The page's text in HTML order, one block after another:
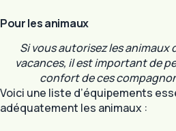
Pour les animaux
Si vous autorisez les
vacances, il est important de
confort de ces
Voici une liste d’équipements
adéquatement les animaux :